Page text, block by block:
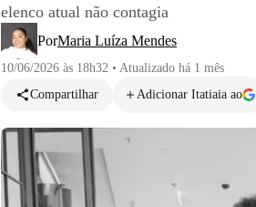
elenco atual não contagia
PorMaria Luíza Mendes
10/06/2026 às 18h32 • Atualizado há 1 mês
Compartilhar
Adicionar Itatiaia ao